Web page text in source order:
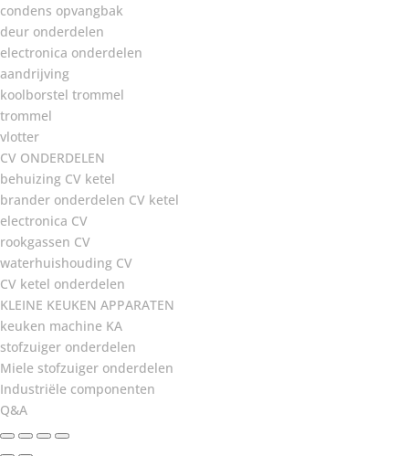
condens opvangbak
deur onderdelen
electronica onderdelen
aandrijving
koolborstel trommel
trommel
vlotter
CV ONDERDELEN
behuizing CV ketel
brander onderdelen CV ketel
electronica CV
rookgassen CV
waterhuishouding CV
CV ketel onderdelen
KLEINE KEUKEN APPARATEN
keuken machine KA
stofzuiger onderdelen
Miele stofzuiger onderdelen
Industriële componenten
Q&A